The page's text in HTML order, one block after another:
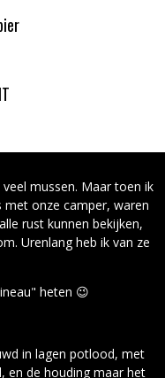
mussen. Maar toen ik
met onze camper, waren
rust kunnen bekijken,
Urenlang heb ik van ze
heten 😉
in lagen potlood, met
en de houding maar het